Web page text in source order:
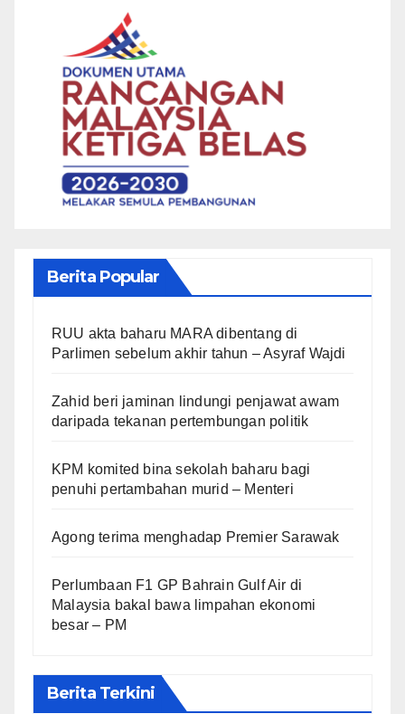
Berita Popular
RUU akta baharu MARA dibentang di
Parlimen sebelum akhir tahun – Asyraf Wajdi
Zahid beri jaminan lindungi penjawat awam
daripada tekanan pertembungan politik
KPM komited bina sekolah baharu bagi
penuhi pertambahan murid – Menteri
Agong terima menghadap Premier Sarawak
Perlumbaan F1 GP Bahrain Gulf Air di
Malaysia bakal bawa limpahan ekonomi
besar – PM
Berita Terkini